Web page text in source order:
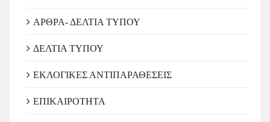
ΑΡΘΡΑ- ΔΕΛΤΙΑ ΤΥΠΟΥ
ΔΕΛΤΙΑ ΤΥΠΟΥ
ΕΚΛΟΓΙΚΕΣ ΑΝΤΙΠΑΡΑΘΕΣΕΙΣ
ΕΠΙΚΑΙΡΟΤΗΤΑ